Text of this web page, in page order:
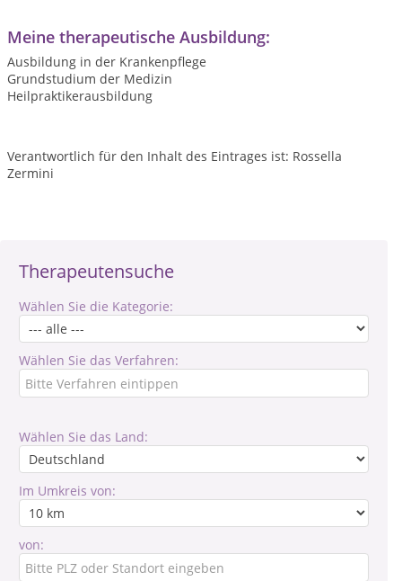
Therapeutensuche
Wählen Sie die Kategorie:
Wählen Sie das Verfahren:
Wählen Sie das Land:
Im Umkreis von:
von:
Meine therapeutische Ausbildung:
Ausbildung in der Krankenpflege
Grundstudium der Medizin
Heilpraktikerausbildung
Verantwortlich für den Inhalt des Eintrages ist: Rossella
Zermini